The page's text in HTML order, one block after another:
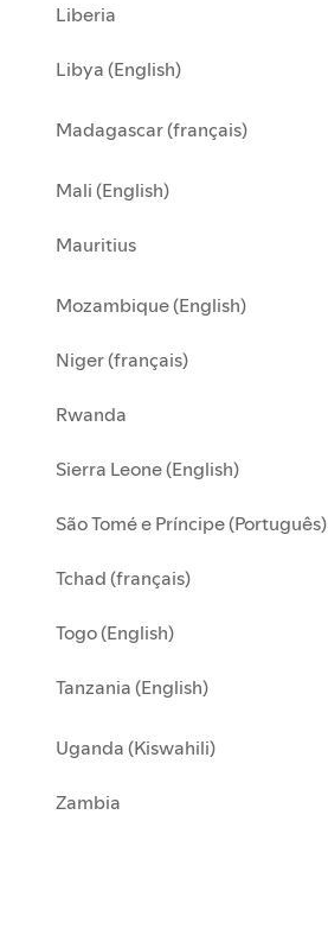
Liberia
Libya (English)
Madagascar (français)
Mali (English)
Mauritius
Mozambique (English)
Niger (français)
Rwanda
Sierra Leone (English)
São Tomé e Príncipe (Português)
Tchad (français)
Togo (English)
Tanzania (English)
Uganda (Kiswahili)
Zambia